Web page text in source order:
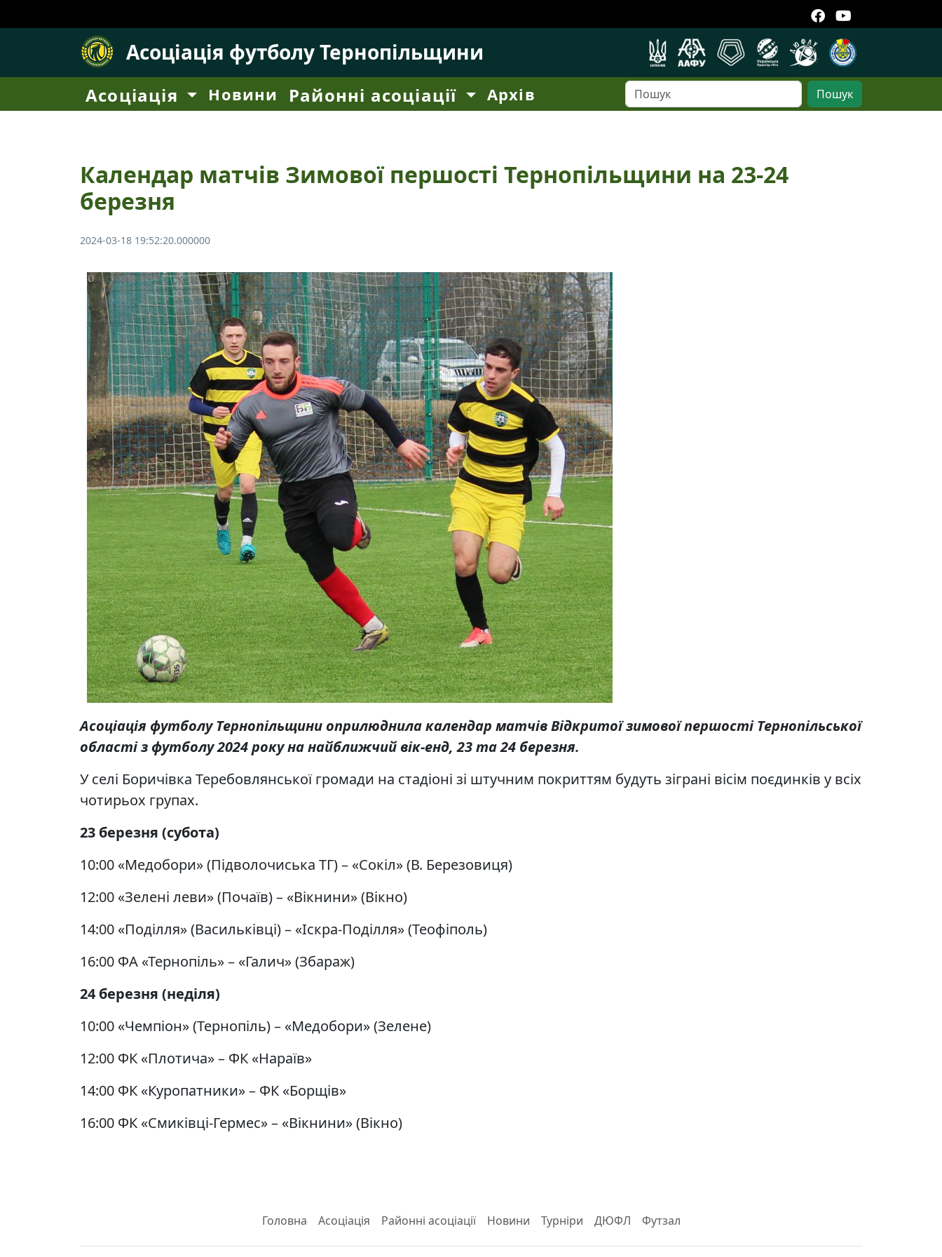
Асоціація футболу Тернопільщини
Асоціація Новини Районні асоціації Архів Пошук
Календар матчів Зимової першості Тернопільщини на 23-24
березня
2024-03-18 19:52:20.000000
Асоціація футболу Тернопільщини оприлюднила календар матчів Відкритої зимової першості Тернопільської
області з футболу 2024 року на найближчий вік-енд,23та24 березня.
У селі Боричівка Теребовлянської громади на стадіоні зі штучним покриттям будуть зіграні вісім поєдинків у всіх
чотирьох групах.
23 березня (субота)
10:00 «Медобори» (Підволочиська ТГ) – «Сокіл» (В. Березовиця)
12:00 «Зелені леви» (Почаїв) – «Вікнини» (Вікно)
14:00 «Поділля» (Васильківці) – «Іскра-Поділля» (Теофіполь)
16:00 ФА «Тернопіль» – «Галич» (Збараж)
24 березня (неділя)
10:00 «Чемпіон» (Тернопіль) – «Медобори» (Зелене)
12:00 ФК «Плотича» – ФК «Нараїв»
14:00 ФК «Куропатники» – ФК «Борщів»
16:00 ФК «Смиківці-Гермес» – «Вікнини» (Вікно)
Головна Асоціація Районні асоціації Новини Турніри ДЮФЛ Футзал